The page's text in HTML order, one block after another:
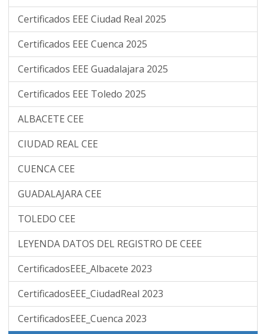
Certificados EEE Ciudad Real 2025
Certificados EEE Cuenca 2025
Certificados EEE Guadalajara 2025
Certificados EEE Toledo 2025
ALBACETE CEE
CIUDAD REAL CEE
CUENCA CEE
GUADALAJARA CEE
TOLEDO CEE
LEYENDA DATOS DEL REGISTRO DE CEEE
CertificadosEEE_Albacete 2023
CertificadosEEE_CiudadReal 2023
CertificadosEEE_Cuenca 2023